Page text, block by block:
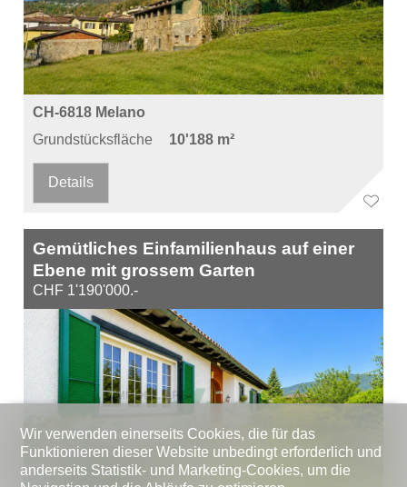
CH-6818 Melano
Grundstücksfläche
10'188 m²
Details
Gemütliches Einfamilienhaus auf einer
Ebene mit grossem Garten
CHF 1'190'000.-
Wir verwenden einerseits Cookies, die für das
Funktionieren dieser Website unbedingt erforderlich und
anderseits Statistik- und Marketing-Cookies, um die